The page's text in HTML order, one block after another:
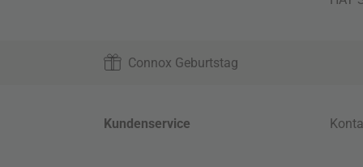
Connox Geburtstag
Kundenservice